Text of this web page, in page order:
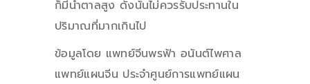
ก็มีน้ำตาลสูง ดังนั้นไม่ควรรับประทานใน
ปริมาณที่มากเกินไป
ข้อมูลโดย แพทย์จีนพรฟ้า อนันต์ไพศาล
แพทย์แผนจีน ประจำศูนย์การแพทย์แผน